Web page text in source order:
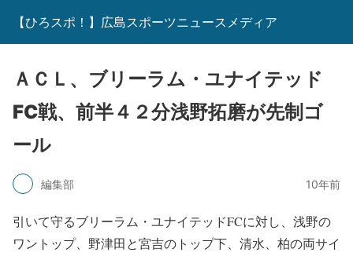
【ひろスポ！】広島スポーツニュースメディア
ＡＣＬ、ブリーラム・ユナイテッド
FC戦、前半４２分浅野拓磨が先制ゴ
ール
編集部 10年前
引いて守るブリーラム・ユナイテッドFCに対し、浅野の
ワントップ、野津田と宮吉のトップ下、清水、柏の両サイ